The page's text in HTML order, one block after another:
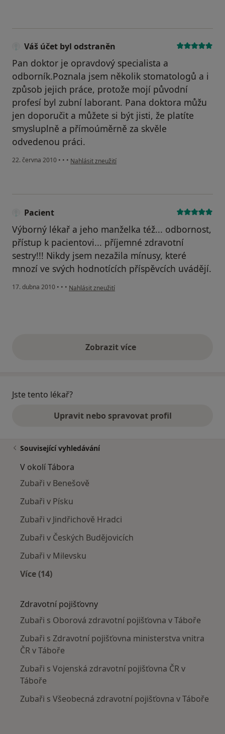
Váš účet byl odstraněn
Pan doktor je opravdový specialista a
odborník.Poznala jsem několik stomatologů a i
způsob jejich práce, protože mojí původní
profesí byl zubní laborant. Pana doktora můžu
jen doporučit a můžete si být jisti, že platíte
smysluplně a přímoúměrně za skvěle
odvedenou práci.
22. června 2010 • • • podle názoru uživatele Váš účet byl odstraněn
Nahlásit zneužití
Pacient
Výborný lékař a jeho manželka též... odbornost,
přístup k pacientovi... příjemné zdravotní
sestry!!! Nikdy jsem nezažila mínusy, které
mnozí ve svých hodnotících příspěvcích uvádějí.
17. dubna 2010 • • • podle názoru uživatele Pacient
Nahlásit zneužití
Zobrazit vícevýše uvedené názory
Jste tento lékař?
Upravit nebo spravovat profil
Související vyhledávání
V okolí Tábora
Zubaři v Benešově
Zubaři v Písku
Zubaři v Jindřichově Hradci
Zubaři v Českých Budějovicích
Zubaři v Milevsku
Více (14)
Zdravotní pojišťovny
Zubaři s Oborová zdravotní pojišťovna v Táboře
Zubaři s Zdravotní pojišťovna ministerstva vnitra
ČR v Táboře
Zubaři s Vojenská zdravotní pojišťovna ČR v
Táboře
Zubaři s Všeobecná zdravotní pojišťovna v Táboře